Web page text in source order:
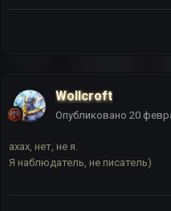
Wollcroft
Опубликовано 20
ахах, нет, не я.
Я наблюдатель, не писатель)